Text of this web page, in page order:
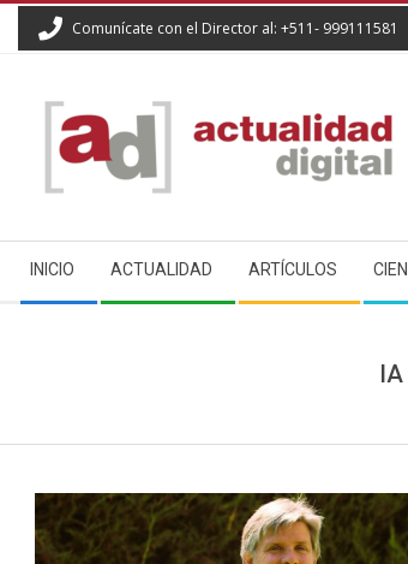
Comunícate con el Director al: +511- 999111581
ACTUALIDAD
DIGITAL
Navigation
Menu
INICIO ACTUALIDAD ARTÍCULOS